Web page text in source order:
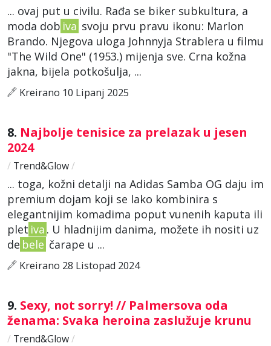
... ovaj put u civilu. Rađa se biker subkultura, a
moda dob iva svoju prvu pravu ikonu: Marlon
Brando. Njegova uloga Johnnyja Strablera u filmu
"The Wild One" (1953.) mijenja sve. Crna kožna
jakna, bijela potkošulja, ...
Kreirano 10 Lipanj 2025
8. Najbolje tenisice za prelazak u jesen
2024
/ Trend&Glow/
... toga, kožni detalji na Adidas Samba OG daju im
premium dojam koji se lako kombinira s
elegantnijim komadima poput vunenih kaputa ili
plet iva . U hladnijim danima, možete ih nositi uz
de bele čarape u ...
Kreirano 28 Listopad 2024
9. Sexy, not sorry! // Palmersova oda
ženama: Svaka heroina zaslužuje krunu
/ Trend&Glow/